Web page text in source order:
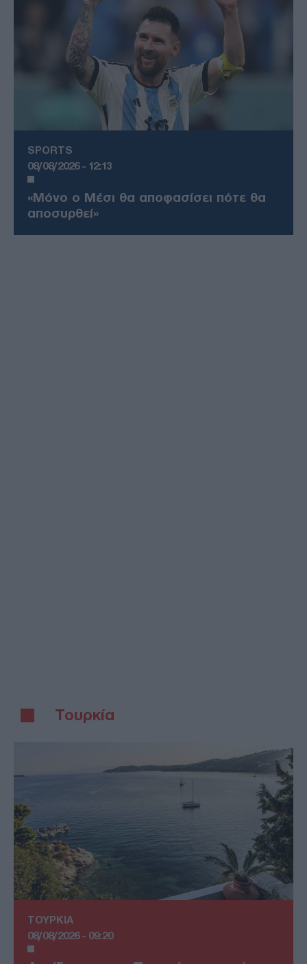
SPORTS
08/08/2026 - 12:13
«Μόνο ο Μέσι θα αποφασίσει πότε θα
αποσυρθεί»
Τουρκία
ΤΟΥΡΚΙΑ
08/08/2026 - 09:20